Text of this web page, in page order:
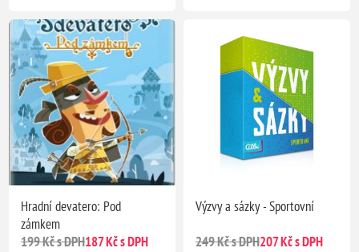
Hradní devatero: Pod
zámkem
199 Kč s DPH187 Kč s DPH
Výzvy a sázky - Sportovní
249 Kč s DPH207 Kč s DPH